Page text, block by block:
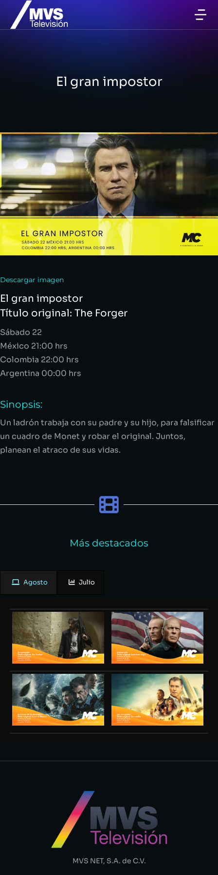
El gran impostor
Descargar imagen
El gran impostor
Título original: The Forger
Sábado 22
México 21:00 hrs
Colombia 22:00 hrs
Argentina 00:00 hrs
Sinopsis:
Un ladrón trabaja con su padre y su hijo, para falsificar
un cuadro de Monet y robar el original. Juntos,
planean el atraco de sus vidas.
Más destacados
Agosto Julio
MVS NET, S.A. de C.V.